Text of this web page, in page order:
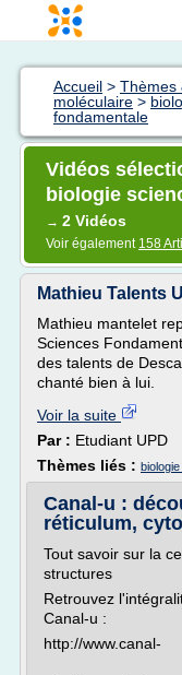
Accueil > Thèmes
moléculaire >
fondamentale
Vidéos
biologie
→ 2 Vidéos
Voir également 158
Mathieu Talents
Mathieu mantelet
Sciences
des talents de
chanté bien à lui.
Voir la suite
Par : Etudiant UPD
Thèmes liés :
Canal-u :
réticulum,
Tout savoir sur la
structures
Retrouvez
Canal-u :
http://www.canal-